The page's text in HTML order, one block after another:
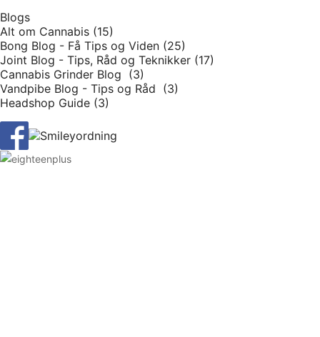
Blogs
Alt om Cannabis (15)
Bong Blog - Få Tips og Viden (25)
Joint Blog - Tips, Råd og Teknikker (17)
Cannabis Grinder Blog (3)
Vandpibe Blog - Tips og Råd (3)
Headshop Guide (3)